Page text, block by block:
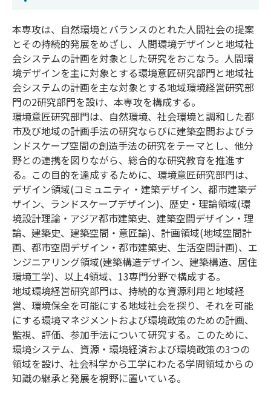
本専攻は、自然環境とバランスのとれた人間社会の提案
とその持続的発展をめざし、人間環境デザインと地域社
会システムの計画を対象とした研究をおこなう。人間環
境デザインを主に対象とする環境意匠研究部門と地域社
会システムの計画を主な対象とする地域環境経営研究部
門の2研究部門を設け、本専攻を構成する。
環境意匠研究部門は、自然環境、社会環境と調和した都
市及び地域の計画手法の研究ならびに建築空間およびラ
ンドスケープ空間の創造手法の研究をテーマとし、他分
野との連携を図りながら、総合的な研究教育を推進す
る。この目的を達成するために、環境意匠研究部門は、
デザイン領域(コミュニティ・建築デザイン、都市建築デ
ザイン、ランドスケープデザイン)、歴史・理論領域(環
境設計理論・アジア都市建築史、建築空間デザイン・理
論、建築史、建築空間・意匠論)、計画領域(地域空間計
画、都市空間デザイン・都市建築史、生活空間計画)、エ
ンジニアリング領域(建築構造デザイン、建築構造、居住
環境工学)、以上4領域、13専門分野で構成する。
地域環境経営研究部門は、持続的な資源利用と地域経
営、環境保全を可能にする地域社会を探り、それを可能
にする環境マネジメントおよび環境政策のための計画、
監視、評価、参加手法について研究する。このために、
環境システム、資源・環境経済および環境政策の3つの
領域を設け、社会科学から工学にわたる学問領域からの
知識の継承と発展を視野に置いている。